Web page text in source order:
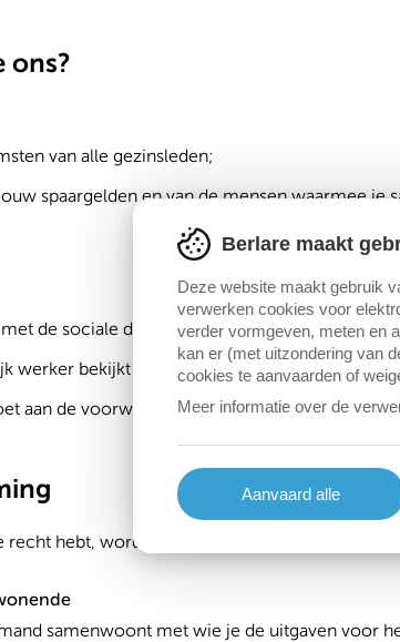
ons?
van alle gezinsleden;
spaargelden en van de mensen waarmee je
de sociale dienst;
werker bekijkt jouw situatie;
aan de voorwaarden wordt het leefloon
recht hebt, wordt bepaald op basis van jouw
samenwoont met wie je de uitgaven voor
Berlare maakt
Deze website maakt gebruik
verwerken cookies voor
verder vormgeven, meten en
kan er (met uitzondering van
cookies te aanvaarden of
Meer informatie over de
Aanvaard alle